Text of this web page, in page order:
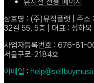
상호명 : (주)뮤직플랫 | 주
32길 55, 5층 | 대표 : 성하묵
사업자등록번호 : 676-81-
서울구로-2184호
이메일 :